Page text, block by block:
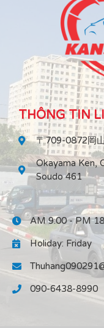
THÔNG TIN
〒709-0872岡
Okayama Ken,
Soudo 461
AM 9:00 - PM
Holiday: Friday
090-6438-8990